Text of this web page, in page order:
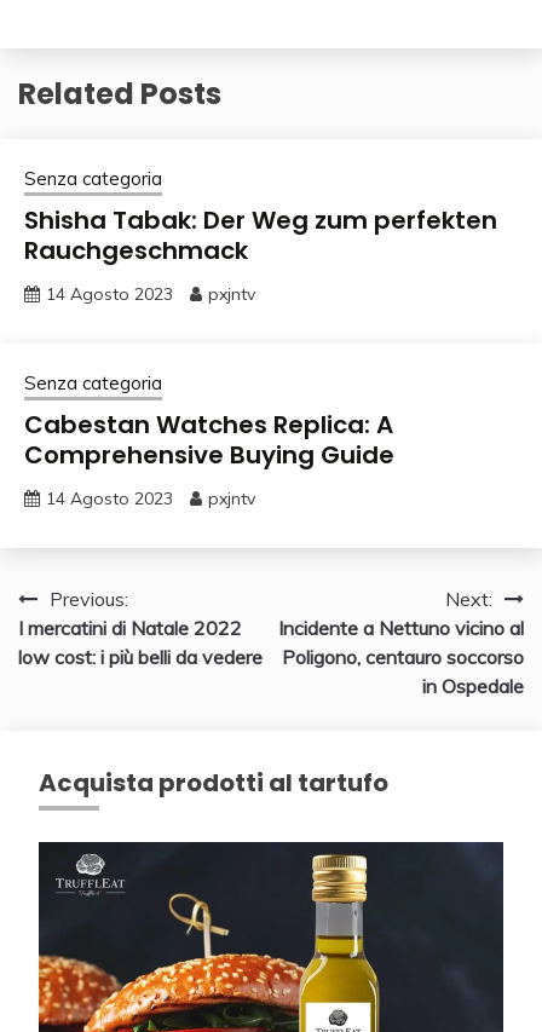
Related Posts
Senza categoria
Shisha Tabak: Der Weg zum perfekten
Rauchgeschmack
14 Agosto 2023 pxjntv
Senza categoria
Cabestan Watches Replica: A
Comprehensive Buying Guide
14 Agosto 2023 pxjntv
Navigazione
articoli
Previous:
I mercatini di Natale 2022
low cost: i più belli da vedere
Next:
Incidente a Nettuno vicino al
Poligono, centauro soccorso
in Ospedale
Acquista prodotti al tartufo